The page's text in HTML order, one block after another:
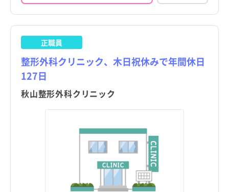
正職員
整形外科クリニック、木日祝休みで年間休日
127日
秋山整形外科クリニック